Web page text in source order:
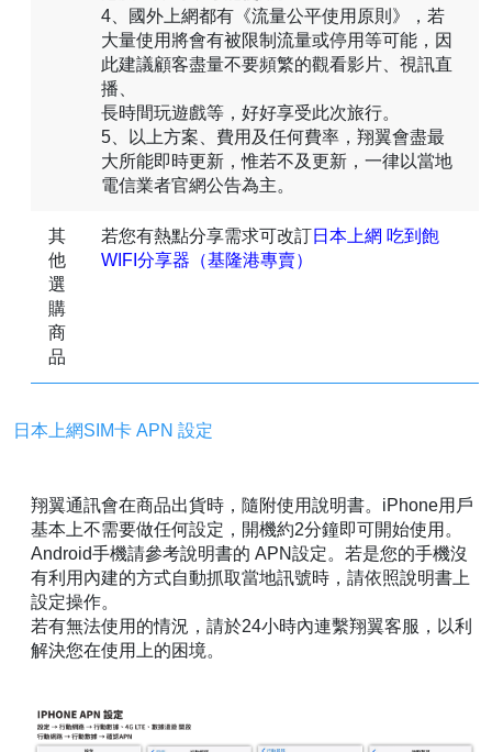
4、國外上網都有《流量公平使用原則》，若
大量使用將會有被限制流量或停用等可能，因
此建議顧客盡量不要頻繁的觀看影片、視訊直
播、
長時間玩遊戲等，好好享受此次旅行。
5、以上方案、費用及任何費率，翔翼會盡最
大所能即時更新，惟若不及更新，一律以當地
電信業者官網公告為主。
其
他
選
購
商
品
若您有熱點分享需求可改訂日本上網 吃到飽
WIFI分享器（基隆港專賣）
日本上網SIM卡 APN 設定
翔翼通訊會在商品出貨時，隨附使用說明書。iPhone用戶
基本上不需要做任何設定，開機約2分鐘即可開始使用。
Android手機請參考說明書的 APN設定。若是您的手機沒
有利用內建的方式自動抓取當地訊號時，請依照說明書上
設定操作。
若有無法使用的情況，請於24小時內連繫翔翼客服，以利
解決您在使用上的困境。